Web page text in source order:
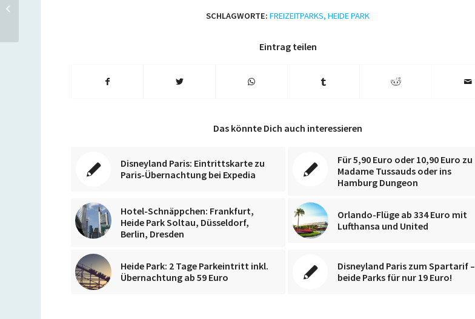
SCHLAGWORTE: FREIZEITPARKS, HEIDE PARK
Eintrag teilen
Das könnte Dich auch interessieren
Disneyland Paris: Eintrittskarte zu
Paris-Übernachtung bei Expedia
Für 5,90 Euro oder 10,90 Euro zu
Madame Tussauds oder ins
Hamburg Dungeon
Hotel-Schnäppchen: Frankfurt,
Heide Park Soltau, Düsseldorf,
Berlin, Dresden
Orlando-Flüge ab 334 Euro mit
Lufthansa und United
Heide Park: 2 Tage Parkeintritt inkl.
Übernachtung ab 59 Euro
Disneyland Paris zum Spartarif –
beide Parks für nur 19 Euro!